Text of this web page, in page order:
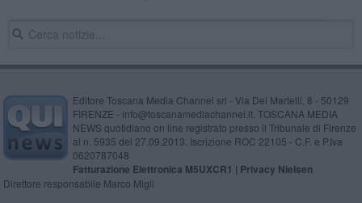
Editore Toscana Media Channel srl - Via Dei Martelli, 8 - 50129
FIRENZE - info@toscanamediachannel.it. TOSCANA MEDIA
NEWS quotidiano on line registrato presso il Tribunale di Firenze
al n. 5935 del 27.09.2013. Iscrizione ROC 22105 - C.F. e P.Iva
0620787048
Fatturazione Elettronica M5UXCR1 | Privacy Nielsen
Direttore responsabile Marco Migli